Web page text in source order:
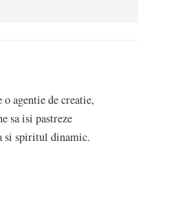
agentie de creatie,
sa isi pastreze
si spiritul dinamic.